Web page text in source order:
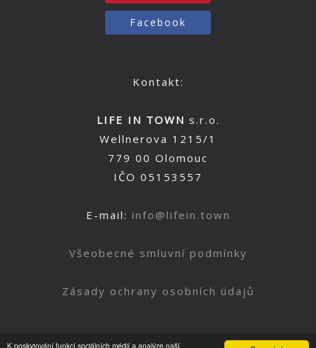
K poskytování funkcí sociálních médií a analýze naší
Facebook
Kontakt:
LIFE IN TOWN s.r.o.
Wellnerova 1215/1
779 00 Olomouc
IČO 05153557
E-mail: info@lifein.town
Všeobecné smluvní podmínky
Zásady ochrany osobních údajů